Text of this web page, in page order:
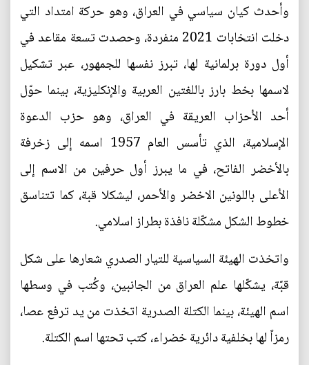
وأحدث كيان سياسي في العراق، وهو حركة امتداد التي
دخلت انتخابات 2021 منفردة، وحصدت تسعة مقاعد في
أول دورة برلمانية لها، تبرز نفسها للجمهور، عبر تشكيل
لاسمها بخط بارز باللغتين العربية والإنكليزية، بينما حوّل
أحد الأحزاب العريقة في العراق، وهو حزب الدعوة
الإسلامية، الذي تأسس العام 1957 اسمه إلى زخرفة
بالأخضر الفاتح، في ما يبرز أول حرفين من الاسم إلى
الأعلى باللونين الاخضر والأحمر، ليشكلا قبة، كما تتناسق
خطوط الشكل مشكّلة نافذة بطراز اسلامي.
واتخذت الهيئة السياسية للتيار الصدري شعارها على شكل
قبّة، يشكّلها علم العراق من الجانبين، وكُتب في وسطها
اسم الهيئة، بينما الكتلة الصدرية اتخذت من يد ترفع عصا،
رمزاً لها بخلفية دائرية خضراء، كتب تحتها اسم الكتلة.